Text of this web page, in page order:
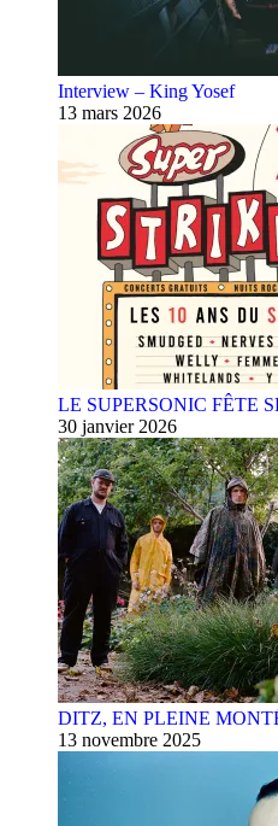
Interview – King Yosef
13 mars 2026
LE SUPERSONIC FÊTE
30 janvier 2026
DITZ, EN PLEINE
13 novembre 2025